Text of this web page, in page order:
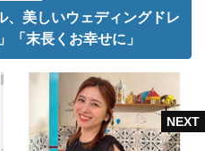
、美しいウェディングドレ
末長くお幸せに」